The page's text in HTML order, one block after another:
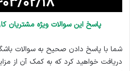
پاسخ این سوالات ویژه مشتریان
شما با پاسخ دادن صحیح به سوالات
دریافت خواهید کرد که به کمک آن از